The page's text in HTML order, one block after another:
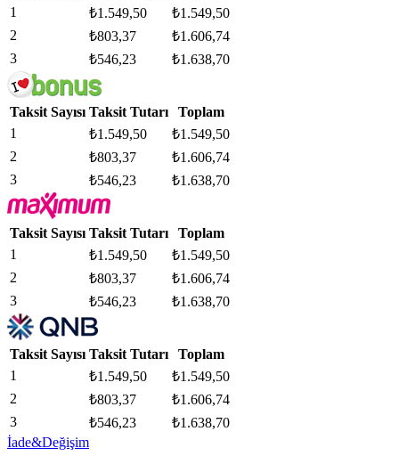
1
₺1.549,50 ₺1.549,50
2
₺803,37 ₺1.606,74
3
₺546,23 ₺1.638,70
Taksit Sayısı Taksit Tutarı
Toplam
1
₺1.549,50 ₺1.549,50
2
₺803,37 ₺1.606,74
3
₺546,23 ₺1.638,70
Taksit Sayısı Taksit Tutarı
Toplam
1
₺1.549,50 ₺1.549,50
2
₺803,37 ₺1.606,74
3
₺546,23 ₺1.638,70
Taksit Sayısı Taksit Tutarı
Toplam
1
₺1.549,50 ₺1.549,50
2
₺803,37 ₺1.606,74
3
₺546,23 ₺1.638,70
İade&Değişim